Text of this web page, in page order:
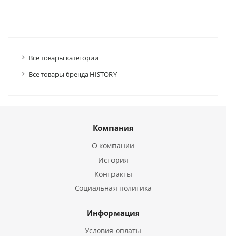
Все товары категории
Все товары бренда HISTORY
Компания
О компании
История
Контракты
Социальная политика
Информация
Условия оплаты